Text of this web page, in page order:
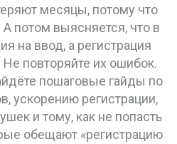
месяцы, потому что
потом выясняется, что в
на ввод, а регистрация
повторяйте их ошибок.
пошаговые гайды по
ускорению регистрации,
и тому, как не попасть
обещают «регистрацию